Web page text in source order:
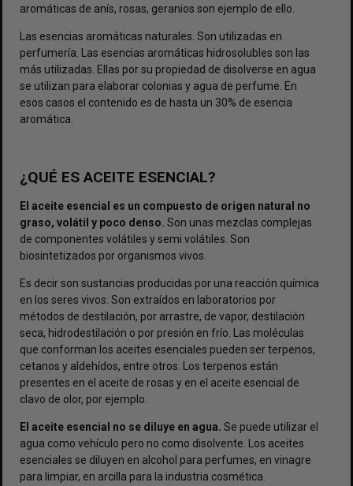
aromáticas de anís, rosas, geranios son ejemplo de ello.
Las esencias aromáticas naturales. Son utilizadas en
perfumería. Las esencias aromáticas hidrosolubles son las
más utilizadas. Ellas por su propiedad de disolverse en agua
se utilizan para elaborar colonias y agua de perfume. En
esos casos el contenido es de hasta un 30% de esencia
aromática.
¿QUÉ ES ACEITE ESENCIAL?
El aceite esencial es un compuesto de origen natural no
graso, volátil y poco denso. Son unas mezclas complejas
de componentes volátiles y semi volátiles. Son
biosintetizados por organismos vivos.
Es decir son sustancias producidas por una reacción química
en los seres vivos. Son extraídos en laboratorios por
métodos de destilación, por arrastre, de vapor, destilación
seca, hidrodestilación o por presión en frío. Las moléculas
que conforman los aceites esenciales pueden ser terpenos,
cetanos y aldehídos, entre otros. Los terpenos están
presentes en el aceite de rosas y en el aceite esencial de
clavo de olor, por ejemplo.
El aceite esencial no se diluye en agua. Se puede utilizar el
agua como vehículo pero no como disolvente. Los aceites
esenciales se diluyen en alcohol para perfumes, en vinagre
para limpiar, en arcilla para la industria cosmética.